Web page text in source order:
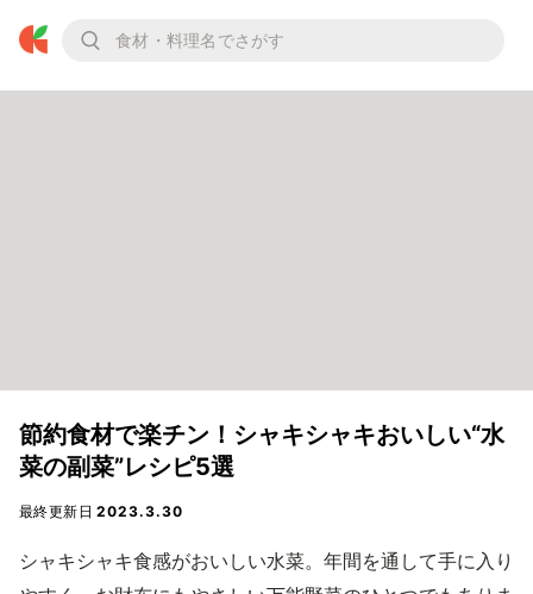
節約食材で楽チン！シャキシャキおいしい“水
菜の副菜”レシピ5選
最終更新日2023.3.30
シャキシャキ食感がおいしい水菜。年間を通して手に入り